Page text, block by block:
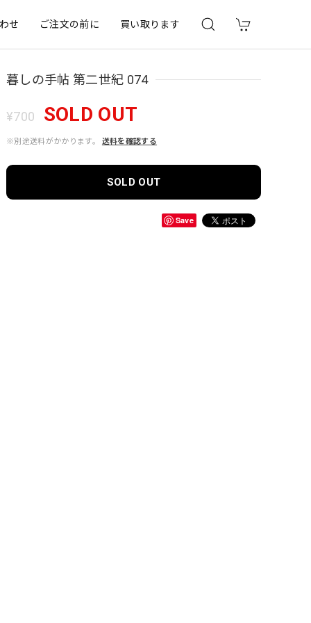
せ ご注文の前に 買い取ります
暮しの手帖 第二世紀 074
¥700 SOLD OUT
※別途送料がかかります。 送料を確認する
SOLD OUT
Save